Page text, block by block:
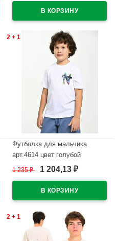
2 + 1
Футболка для мальчика
арт.4614 цвет голубой
В наличии
1 235₽ 1 204,13 ₽
2 + 1